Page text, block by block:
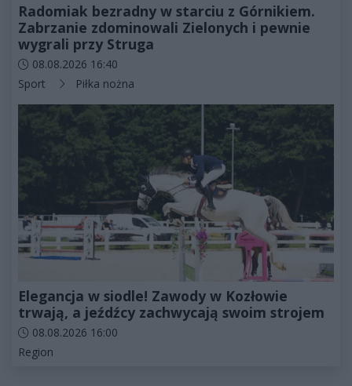
Radomiak bezradny w starciu z Górnikiem.
Zabrzanie zdominowali Zielonych i pewnie
wygrali przy Struga
Data dodania artykułu:
08.08.2026 16:40
Kategorie artykułu:
Sport Piłka nożna
Elegancja w siodle! Zawody w Kozłowie
trwają, a jeźdźcy zachwycają swoim strojem
Data dodania artykułu:
08.08.2026 16:00
Kategorie artykułu:
Region